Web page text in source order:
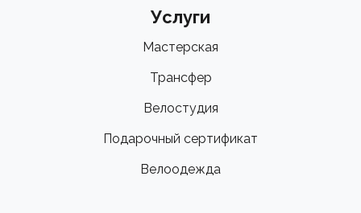
Услуги
Мастерская
Трансфер
Велостудия
Подарочный сертификат
Велоодежда